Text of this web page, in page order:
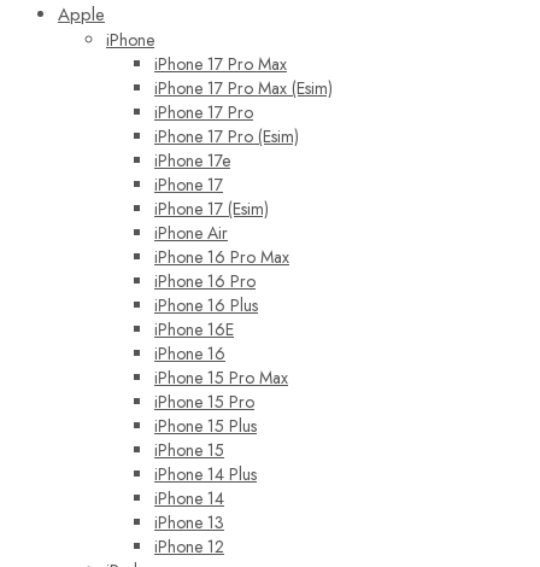
Apple
iPhone
iPhone 17 Pro Max
iPhone 17 Pro Max (Esim)
iPhone 17 Pro
iPhone 17 Pro (Esim)
iPhone 17e
iPhone 17
iPhone 17 (Esim)
iPhone Air
iPhone 16 Pro Max
iPhone 16 Pro
iPhone 16 Plus
iPhone 16E
iPhone 16
iPhone 15 Pro Max
iPhone 15 Pro
iPhone 15 Plus
iPhone 15
iPhone 14 Plus
iPhone 14
iPhone 13
iPhone 12